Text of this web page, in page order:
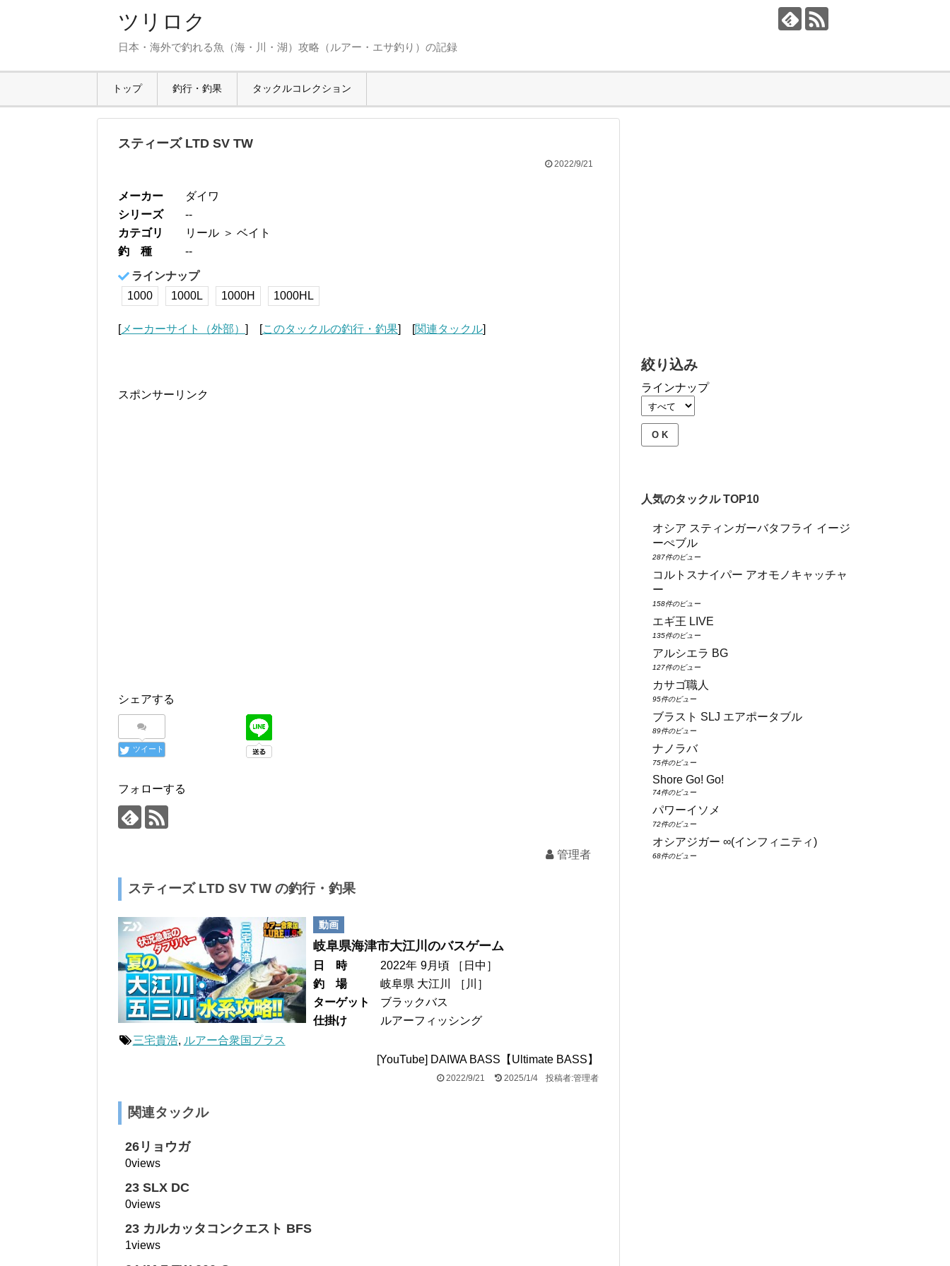
ツリロク
日本・海外で釣れる魚（海・川・湖）攻略（ルアー・エサ釣り）の記録
トップ 釣行・釣果 タックルコレクション
スティーズ LTD SV TW
2022/9/21
メーカー
ダイワ
シリーズ
--
カテゴリ
リール ＞ ベイト
釣 種
--
ラインナップ
1000
1000L 1000H 1000HL
[メーカーサイト（外部） ] [このタックルの釣行・釣果] [関連タックル]
スポンサーリンク
シェアする
ツイート
フォローする
管理者
スティーズ LTD SV TW の釣行・釣果
動画
岐阜県海津市大江川のバスゲーム
日 時 2022年 9月頃 ［ 日中 ］
釣 場
岐阜県 大江川 ［ 川
］
ターゲット
ブラックバス
仕掛け
ルアーフィッシング
三宅貴浩, ルアー合衆国プラス
[YouTube] DAIWA BASS【Ultimate BASS】
2022/9/21 2025/1/4 投稿者:管理者
関連タックル
26リョウガ
0views
23 SLX DC
0views
23 カルカッタコンクエスト BFS
1views
絞り込み
ラインナップ
O K
人気のタックル TOP10
オシア スティンガーバタフライ イージ
ーぺブル
287件のビュー
コルトスナイパー アオモノキャッチャ
ー
158件のビュー
エギ王 LIVE
135件のビュー
アルシエラ BG
127件のビュー
カサゴ職人
95件のビュー
ブラスト SLJ エアポータブル
89件のビュー
ナノラバ
75件のビュー
Shore Go! Go!
74件のビュー
パワーイソメ
72件のビュー
オシアジガー ∞(インフィニティ)
68件のビュー